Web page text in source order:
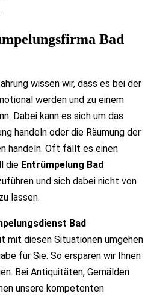
Bad
wissen wir, dass es bei der
werden und zu einem
Dabei kann es sich um das
handeln oder die Räumung der
handeln. Oft fällt es einen
die Entrümpelung Bad
und sich dabei nicht von
lassen.
Bad
mit diesen Situationen umgehen
für Sie. So ersparen wir Ihnen
Bei Antiquitäten, Gemälden
unsere kompetenten